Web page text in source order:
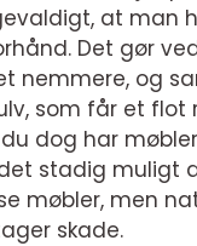
at man
Det gør
nemmere, og
som får et flot
dog har
stadig muligt
møbler, men
skade.